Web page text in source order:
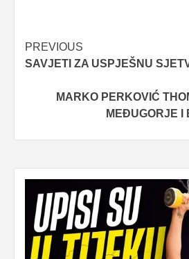
Post
navigation
PREVIOUS
SAVJETI ZA USPJEŠNU
MARKO PERKOVIĆ
MEĐUGORJE